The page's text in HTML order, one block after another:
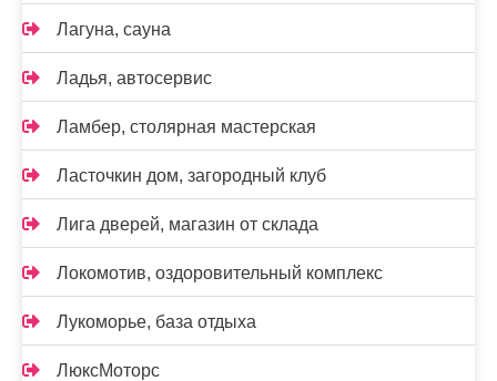
Лагуна, сауна
Ладья, автосервис
Ламбер, столярная мастерская
Ласточкин дом, загородный клуб
Лига дверей, магазин от склада
Локомотив, оздоровительный комплекс
Лукоморье, база отдыха
ЛюксМоторс